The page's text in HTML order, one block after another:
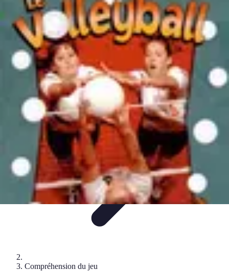
Passion Volley
Techniques et AstucesEntraînement Passion & EngagementDébuter
au VolleyEntraînement et Coaching
Passion Volley
Compréhension du jeu